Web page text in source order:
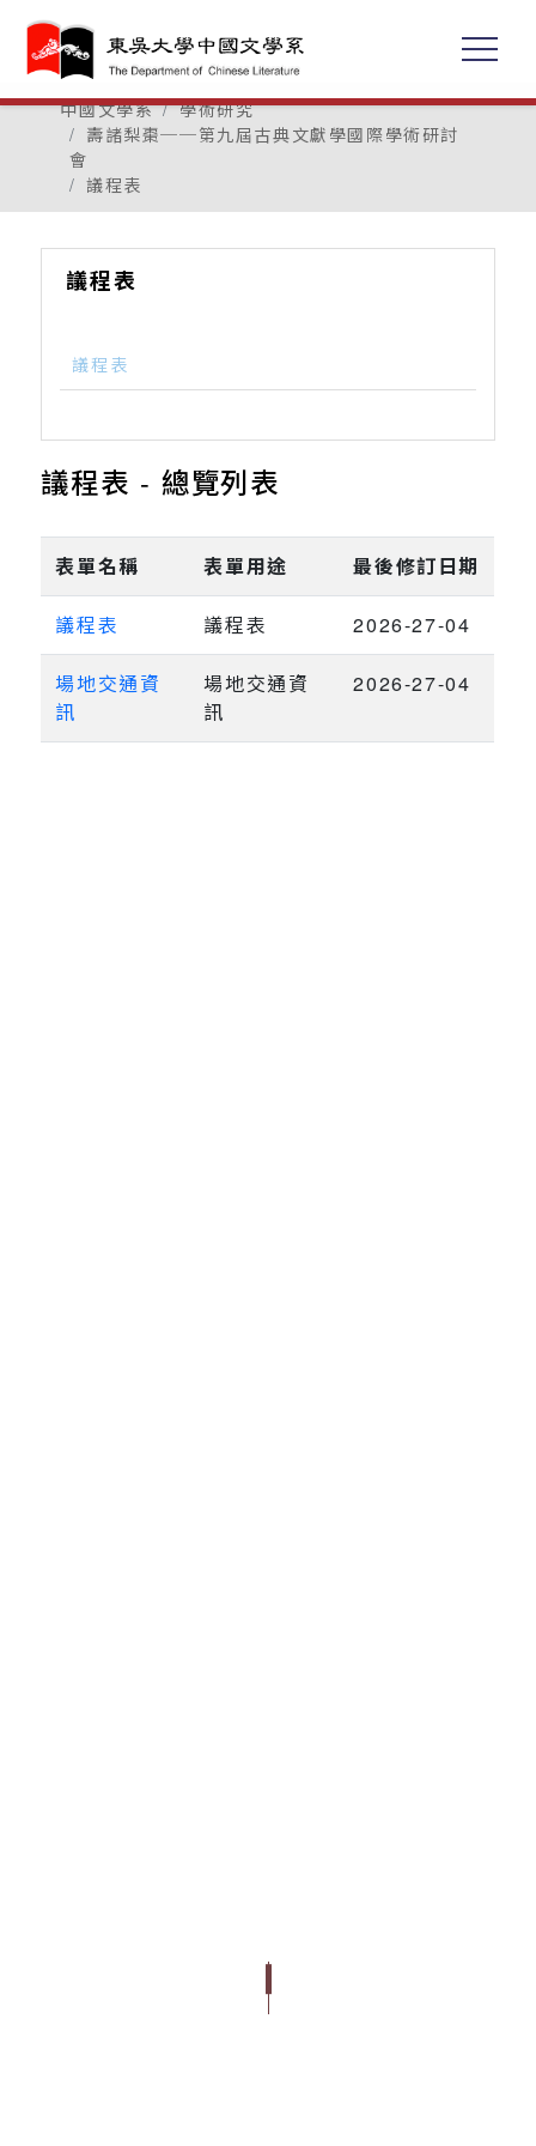
中國文學系
學術研究
壽諸梨棗──第九屆古典文獻學國際學術研討
會
議程表
議程表
議程表
議程表 - 總覽列表
表單名稱 表單用途 最後修訂日期
議程表 議程表 2026-27-04
場地交通資
訊
場地交通資
訊
2026-27-04